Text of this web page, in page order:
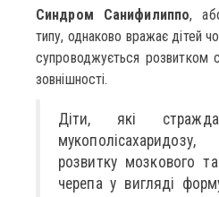
Синдром Санифилиппо,
типу, однаково вражає дітей
супроводжується розвитком
зовнішності.
Діти, які
розвитку мозкового
черепа у вигляді